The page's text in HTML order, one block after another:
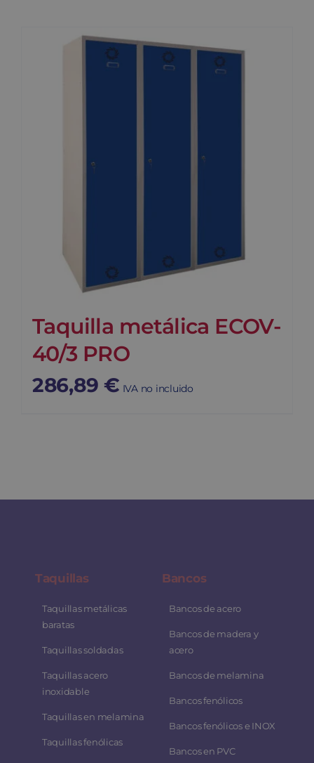
Taquilla metálica ECOV-
40/3 PRO
286,89 € IVA no incluido
Taquillas
Taquillas metálicas
baratas
Taquillas soldadas
Taquillas acero
inoxidable
Taquillas en melamina
Taquillas fenólicas
Bancos
Bancos de acero
Bancos de madera y
acero
Bancos de melamina
Bancos fenólicos
Bancos fenólicos e INOX
Bancos en PVC